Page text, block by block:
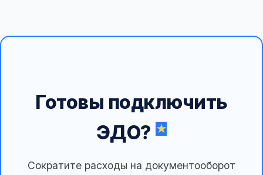
Готовы подключить
ЭДО?
Сократите расходы на документооборот